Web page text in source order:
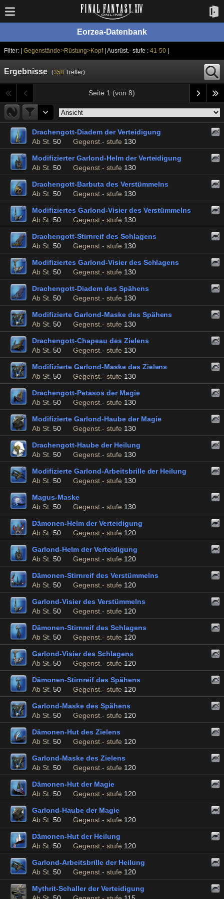
Eorzea-Datenbank
Filter: | Gegenstände>Rüstung>Kopf | Ausrüst.- stufe :41-50
Ergebnisse (358 Treffer)
Seite 1 (von 8)
Drachengott-Diadem der Verteidigung
Ab St. 50 Gegenst.- stufe 130
Modifizierter Garlond-Helm der Verteidigung
Ab St. 50 Gegenst.- stufe 130
Drachengott-Barbuta des Verstümmelns
Ab St. 50 Gegenst.- stufe 130
Modifiziertes Garlond-Visier des Verstümmelns
Ab St. 50 Gegenst.- stufe 130
Drachengott-Stirnreif des Schlagens
Ab St. 50 Gegenst.- stufe 130
Modifiziertes Garlond-Visier des Schlagens
Ab St. 50 Gegenst.- stufe 130
Drachengott-Diadem des Spähens
Ab St. 50 Gegenst.- stufe 130
Modifizierte Garlond-Maske des Spähens
Ab St. 50 Gegenst.- stufe 130
Drachengott-Chapeau des Zielens
Ab St. 50 Gegenst.- stufe 130
Modifizierte Garlond-Maske des Zielens
Ab St. 50 Gegenst.- stufe 130
Drachengott-Petasos der Magie
Ab St. 50 Gegenst.- stufe 130
Modifizierte Garlond-Haube der Magie
Ab St. 50 Gegenst.- stufe 130
Drachengott-Haube der Heilung
Ab St. 50 Gegenst.- stufe 130
Modifizierte Garlond-Arbeitsbrille der Heilung
Ab St. 50 Gegenst.- stufe 130
Magus-Maske
Ab St. 50 Gegenst.- stufe 130
Dämonen-Helm der Verteidigung
Ab St. 50 Gegenst.- stufe 120
Garlond-Helm der Verteidigung
Ab St. 50 Gegenst.- stufe 120
Dämonen-Stirnreif des Verstümmelns
Ab St. 50 Gegenst.- stufe 120
Garlond-Visier des Verstümmelns
Ab St. 50 Gegenst.- stufe 120
Dämonen-Stirnreif des Schlagens
Ab St. 50 Gegenst.- stufe 120
Garlond-Visier des Schlagens
Ab St. 50 Gegenst.- stufe 120
Dämonen-Stirnreif des Spähens
Ab St. 50 Gegenst.- stufe 120
Garlond-Maske des Spähens
Ab St. 50 Gegenst.- stufe 120
Dämonen-Hut des Zielens
Ab St. 50 Gegenst.- stufe 120
Garlond-Maske des Zielens
Ab St. 50 Gegenst.- stufe 120
Dämonen-Hut der Magie
Ab St. 50 Gegenst.- stufe 120
Garlond-Haube der Magie
Ab St. 50 Gegenst.- stufe 120
Dämonen-Hut der Heilung
Ab St. 50 Gegenst.- stufe 120
Garlond-Arbeitsbrille der Heilung
Ab St. 50 Gegenst.- stufe 120
Mythrit-Schaller der Verteidigung